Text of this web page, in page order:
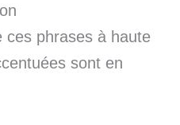
ces phrases à haute
sont en